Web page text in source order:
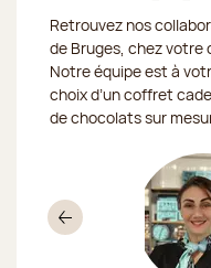
Retrouvez nos
de Bruges, chez votre
Notre équipe est à
choix d’un coffret
de chocolats sur